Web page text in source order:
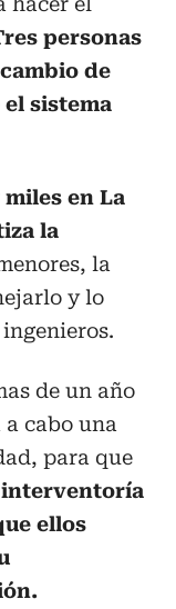
personas
de
sistema
en La
la
la
y lo
de un año
cabo una
para que
interventoría
ellos